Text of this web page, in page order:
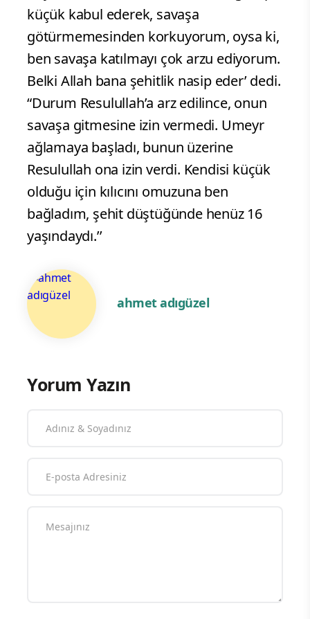
küçük kabul ederek, savaşa
götürmemesinden korkuyorum, oysa ki,
ben savaşa katılmayı çok arzu ediyorum.
Belki Allah bana şehitlik nasip eder’ dedi.
“Durum Resulullah’a arz edilince, onun
savaşa gitmesine izin vermedi. Umeyr
ağlamaya başladı, bunun üzerine
Resulullah ona izin verdi. Kendisi küçük
olduğu için kılıcını omuzuna ben
bağladım, şehit düştüğünde henüz 16
yaşındaydı.’’
ahmet adıgüzel
Yorum Yazın